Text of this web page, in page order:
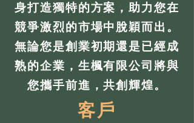
身打造獨特的方案，助力您在
競爭激烈的市場中脫穎而出。
無論您是創業初期還是已經成
熟的企業，生楓有限公司將與
您攜手前進，共創輝煌。
客戶